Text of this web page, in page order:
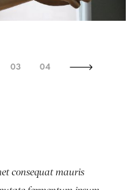
03 04
consequat mauris